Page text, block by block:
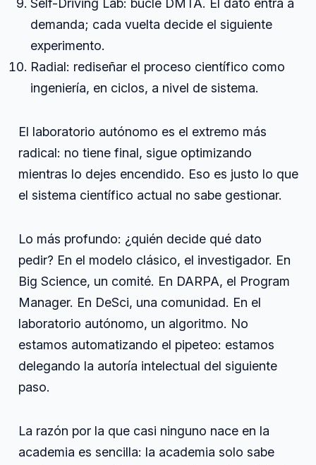
Self-Driving Lab: bucle DMTA. El dato entra a
demanda; cada vuelta decide el siguiente
experimento.
Radial: rediseñar el proceso científico como
ingeniería, en ciclos, a nivel de sistema.
El laboratorio autónomo es el extremo más
radical: no tiene final, sigue optimizando
mientras lo dejes encendido. Eso es justo lo que
el sistema científico actual no sabe gestionar.
Lo más profundo: ¿quién decide qué dato
pedir? En el modelo clásico, el investigador. En
Big Science, un comité. En DARPA, el Program
Manager. En DeSci, una comunidad. En el
laboratorio autónomo, un algoritmo. No
estamos automatizando el pipeteo: estamos
delegando la autoría intelectual del siguiente
paso.
La razón por la que casi ninguno nace en la
academia es sencilla: la academia solo sabe